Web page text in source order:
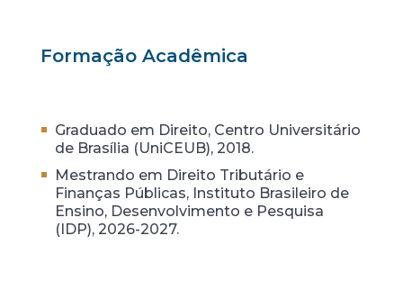
Formação Acadêmica
Graduado em Direito, Centro Universitário
de Brasília (UniCEUB), 2018.
Mestrando em Direito Tributário e
Finanças Públicas, Instituto Brasileiro de
Ensino, Desenvolvimento e Pesquisa
(IDP), 2026-2027.